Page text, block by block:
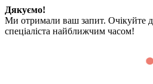
Дякуємо!
Ми отримали ваш запит. Очікуйте
спеціаліста найближчим часом!